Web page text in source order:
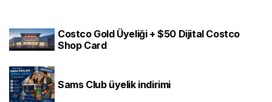
Costco Gold Üyeliği + $50 Dijital Costco
Shop Card
Sams Club üyelik indirimi